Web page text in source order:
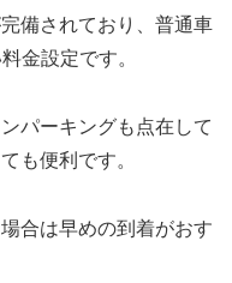
備されており、普通車
金設定です。
パーキングも点在して
も便利です。
合は早めの到着がおす